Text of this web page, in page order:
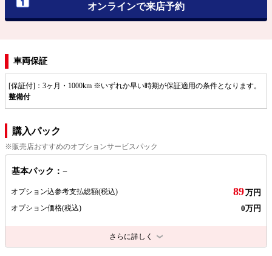
オンラインで来店予約
車両保証
[保証付]：3ヶ月・1000km ※いずれか早い時期が保証適用の条件となります。
整備付
購入パック
※販売店おすすめのオプションサービスパック
基本パック：−
オプション込参考支払総額(税込) 89万円
オプション価格(税込) 0万円
さらに詳しく